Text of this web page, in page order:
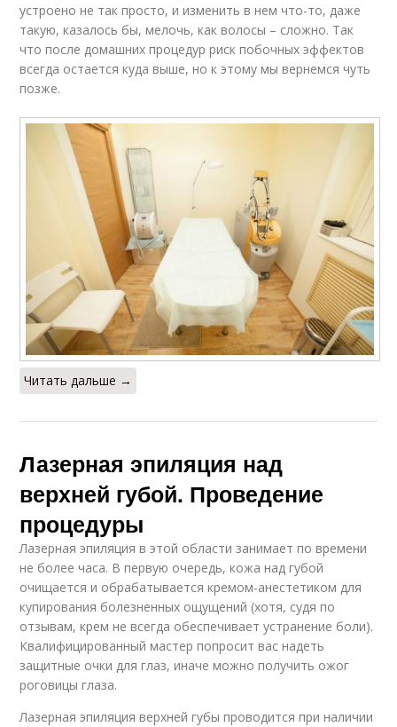
устроено не так просто, и изменить в нем что-то, даже
такую, казалось бы, мелочь, как волосы – сложно. Так
что после домашних процедур риск побочных эффектов
всегда остается куда выше, но к этому мы вернемся чуть
позже.
Читать дальше →
Лазерная эпиляция над
верхней губой. Проведение
процедуры
Лазерная эпиляция в этой области занимает по времени
не более часа. В первую очередь, кожа над губой
очищается и обрабатывается кремом-анестетиком для
купирования болезненных ощущений (хотя, судя по
отзывам, крем не всегда обеспечивает устранение боли).
Квалифицированный мастер попросит вас надеть
защитные очки для глаз, иначе можно получить ожог
роговицы глаза.
Лазерная эпиляция верхней губы проводится при наличии